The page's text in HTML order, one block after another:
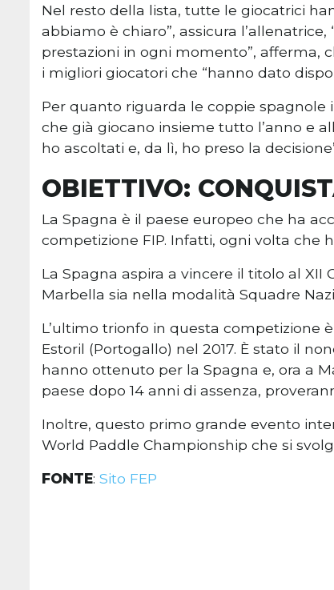
Nel resto della lista, tutte le giocatrici
abbiamo è chiaro”, assicura
prestazioni in ogni momento”, afferma,
i migliori giocatori che “hanno dato
Per quanto riguarda le coppie
che già giocano insieme tutto l’anno e
ho ascoltati e, da lì, ho preso la
OBIETTIVO:
La Spagna è il paese europeo che ha
competizione FIP. Infatti, ogni volta che
La Spagna aspira a vincere il titolo al XII
Marbella sia nella modalità Squadre
L’ultimo trionfo in questa competizione
Estoril (Portogallo) nel 2017. È stato il
hanno ottenuto per la Spagna e, ora a
paese dopo 14 anni di assenza,
Inoltre, questo primo grande evento
World Paddle Championship che si
FONTE: Sito FEP